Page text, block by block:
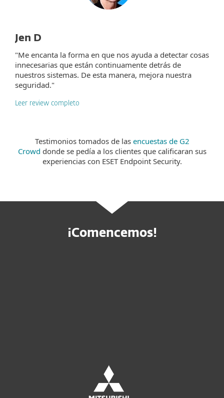
Jen D
"Me encanta la forma en que nos ayuda a detectar cosas
innecesarias que están continuamente detrás de
nuestros sistemas. De esta manera, mejora nuestra
seguridad."
Leer review completo
Testimonios tomados de las encuestas de G2
Crowd donde se pedía a los clientes que calificaran sus
experiencias con ESET Endpoint Security.
¡Comencemos!